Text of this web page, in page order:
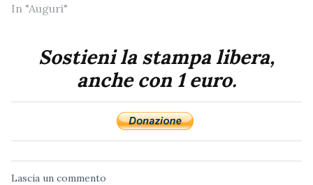
In "Auguri"
Sostieni la stampa libera,
anche con 1 euro.
Lascia un commento